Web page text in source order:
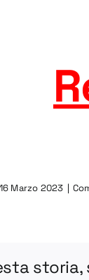
16 Marzo 2023 |
storia,